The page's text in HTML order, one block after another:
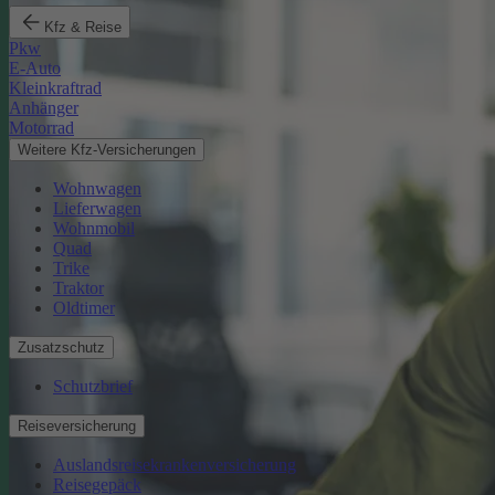
Kfz & Reise
Pkw
E-Auto
Kleinkraftrad
Anhänger
Motorrad
Weitere Kfz-Versicherungen
Wohnwagen
Lieferwagen
Wohnmobil
Quad
Trike
Traktor
Oldtimer
Zusatzschutz
Schutzbrief
Reiseversicherung
Auslandsreisekrankenversicherung
Reisegepäck